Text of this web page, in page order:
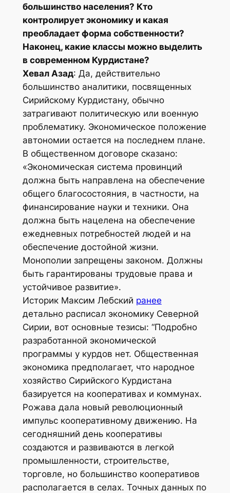
большинство населения? Кто
контролирует экономику и какая
преобладает форма собственности?
Наконец, какие классы можно выделить
в современном Курдистане?
Хевал Азад: Да, действительно
большинство аналитики, посвященных
Сирийскому Курдистану, обычно
затрагивают политическую или военную
проблематику. Экономическое положение
автономии остается на последнем плане.
В общественном договоре сказано:
«Экономическая система провинций
должна быть направлена на обеспечение
общего благосостояния, в частности, на
финансирование науки и техники. Она
должна быть нацелена на обеспечение
ежедневных потребностей людей и на
обеспечение достойной жизни.
Монополии запрещены законом. Должны
быть гарантированы трудовые права и
устойчивое развитие».
Историк Максим Лебский ранее
детально расписал экономику Северной
Сирии, вот основные тезисы: “Подробно
разработанной экономической
программы у курдов нет. Общественная
экономика предполагает, что народное
хозяйство Сирийского Курдистана
базируется на кооперативах и коммунах.
Рожава дала новый революционный
импульс кооперативному движению. На
сегодняшний день кооперативы
создаются и развиваются в легкой
промышленности, строительстве,
торговле, но большинство кооперативов
располагается в селах. Точных данных по